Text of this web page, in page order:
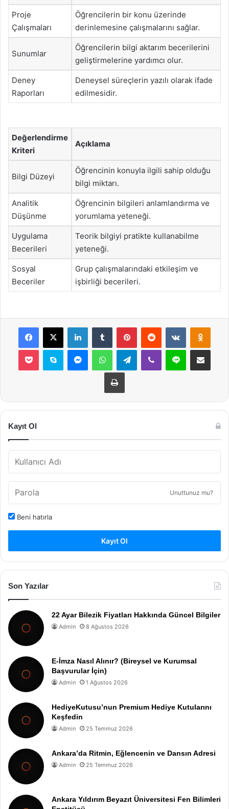
Proje
Çalışmaları
Öğrencilerin bir konu üzerinde
derinlemesine çalışmalarını sağlar.
Sunumlar
Öğrencilerin bilgi aktarım becerilerini
geliştirmelerine yardımcı olur.
Deney
Raporları
Deneysel süreçlerin yazılı olarak ifade
edilmesidir.
Değerlendirme
Kriteri
Açıklama
Bilgi Düzeyi
Öğrencinin konuyla ilgili sahip olduğu
bilgi miktarı.
Analitik
Düşünme
Öğrencinin bilgileri anlamlandırma ve
yorumlama yeteneği.
Uygulama
Becerileri
Teorik bilgiyi pratikte kullanabilme
yeteneği.
Sosyal
Beceriler
Grup çalışmalarındaki etkileşim ve
işbirliği becerileri.
Facebook
X LinkedInTumblr PinterestReddit VKontakte
Pocket Skype MessengerWhatsAppTelegramViber Line E-Posta ile
Yazdır
Kayıt Ol
Unuttunuz mu?
Beni hatırla
Kayıt Ol
Son Yazılar
22 Ayar Bilezik Fiyatları Hakkında Güncel Bilgiler
Admin 8 Ağustos 2026
E-İmza Nasıl Alınır? (Bireysel ve Kurumsal
Başvurular İçin)
Admin 1 Ağustos 2026
HediyeKutusu’nun Premium Hediye Kutularını
Keşfedin
Admin 25 Temmuz 2026
Ankara’da Ritmin, Eğlencenin ve Dansın Adresi
Admin 25 Temmuz 2026
Ankara Yıldırım Beyazıt Üniversitesi Fen Bilimleri